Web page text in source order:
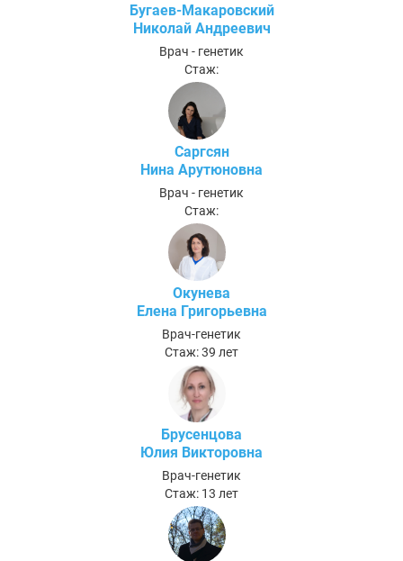
Бугаев-Макаровский
Николай Андреевич
Врач - генетик
Стаж:
Саргсян
Нина Арутюновна
Врач - генетик
Стаж:
Окунева
Елена Григорьевна
Врач-генетик
Стаж: 39 лет
Брусенцова
Юлия Викторовна
Врач-генетик
Стаж: 13 лет